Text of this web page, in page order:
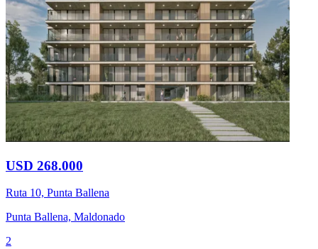
USD 268.000
Ruta 10, Punta Ballena
Punta Ballena, Maldonado
2